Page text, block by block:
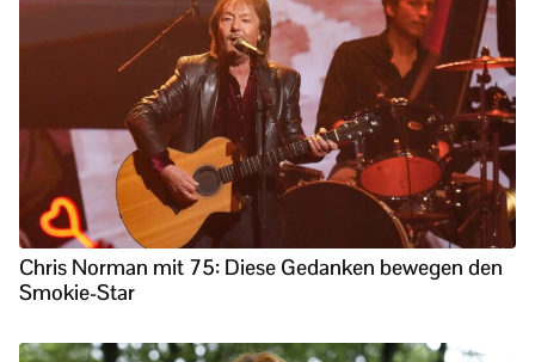
Chris Norman mit 75: Diese Gedanken bewegen den
Smokie-Star